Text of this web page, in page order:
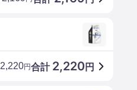
合計 2,220円
2,220円